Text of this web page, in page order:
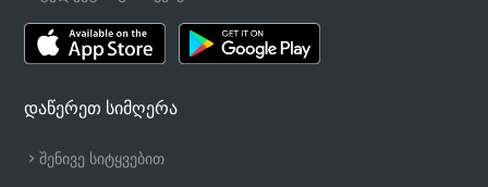
დაწერეთ სიმღერა
შენივე სიტყვებით